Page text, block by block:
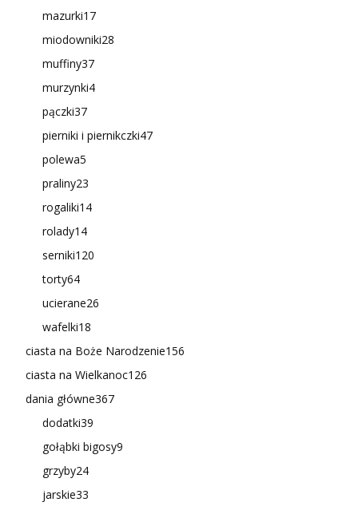
mazurki17
miodowniki28
muffiny37
murzynki4
pączki37
pierniki i piernikczki47
polewa5
praliny23
rogaliki14
rolady14
serniki120
torty64
ucierane26
wafelki18
ciasta na Boże Narodzenie156
ciasta na Wielkanoc126
dania główne367
dodatki39
gołąbki bigosy9
grzyby24
jarskie33